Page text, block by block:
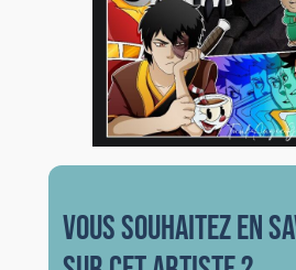
vous souhaitez en